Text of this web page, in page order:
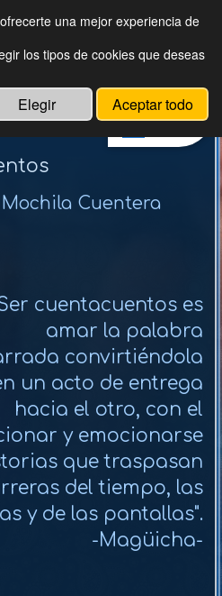
Cuentera
cuentacuentos es
amar la palabra
convirtiéndola
un acto de entrega
hacia el otro, con el
y emocionarse
que traspasan
del tiempo, las
y de las pantallas".
-Magüicha-
una mejor experiencia de
los tipos de cookies que deseas
Elegir Aceptar todo